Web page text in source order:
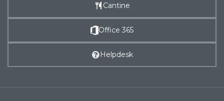
Cantine
Office 365
Helpdesk